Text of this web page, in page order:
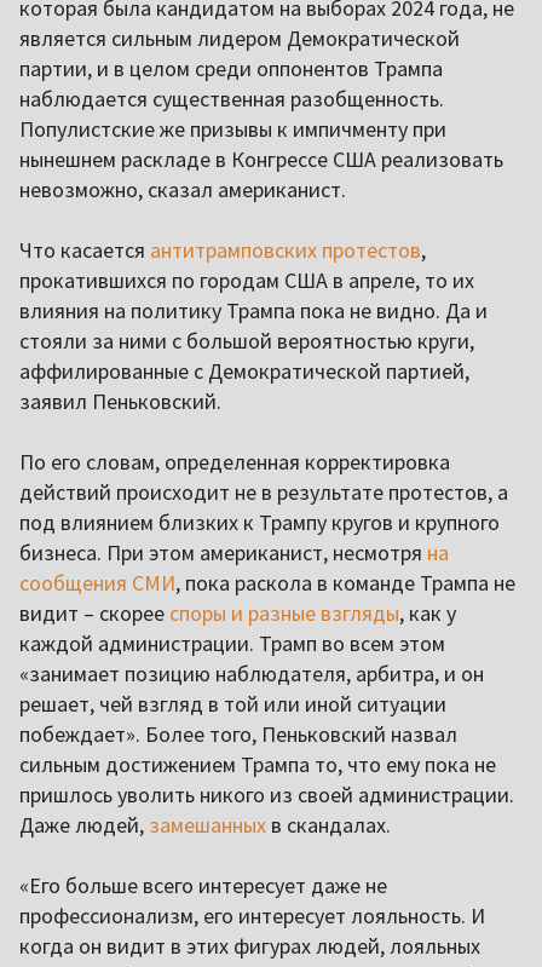
которая была кандидатом на выборах 2024 года, не
является сильным лидером Демократической
партии, и в целом среди оппонентов Трампа
наблюдается существенная разобщенность.
Популистские же призывы к импичменту при
нынешнем раскладе в Конгрессе США реализовать
невозможно, сказал американист.
Что касается антитрамповских протестов,
прокатившихся по городам США в апреле, то их
влияния на политику Трампа пока не видно. Да и
стояли за ними с большой вероятностью круги,
аффилированные с Демократической партией,
заявил Пеньковский.
По его словам, определенная корректировка
действий происходит не в результате протестов, а
под влиянием близких к Трампу кругов и крупного
бизнеса. При этом американист, несмотря на
сообщения СМИ, пока раскола в команде Трампа не
видит – скорее споры и разные взгляды, как у
каждой администрации. Трамп во всем этом
«занимает позицию наблюдателя, арбитра, и он
решает, чей взгляд в той или иной ситуации
побеждает». Более того, Пеньковский назвал
сильным достижением Трампа то, что ему пока не
пришлось уволить никого из своей администрации.
Даже людей, замешанных в скандалах.
«Его больше всего интересует даже не
профессионализм, его интересует лояльность. И
когда он видит в этих фигурах людей, лояльных